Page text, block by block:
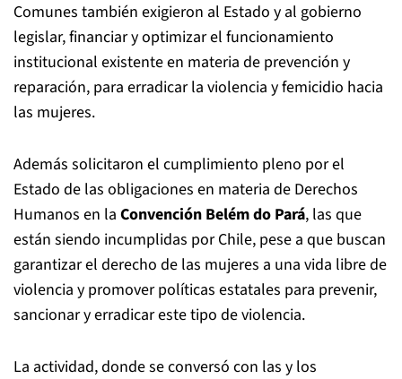
Comunes también exigieron al Estado y al gobierno
legislar, financiar y optimizar el funcionamiento
institucional existente en materia de prevención y
reparación, para erradicar la violencia y femicidio hacia
las mujeres.
Además solicitaron el cumplimiento pleno por el
Estado de las obligaciones en materia de Derechos
Humanos en la Convención Belém do Pará, las que
están siendo incumplidas por Chile, pese a que buscan
garantizar el derecho de las mujeres a una vida libre de
violencia y promover políticas estatales para prevenir,
sancionar y erradicar este tipo de violencia.
La actividad, donde se conversó con las y los